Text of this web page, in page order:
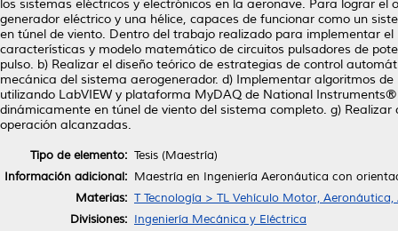
los sistemas eléctricos y electrónicos en la aeronave. Para lograr
generador eléctrico y una hélice, capaces de funcionar como un
en túnel de viento. Dentro del trabajo realizado para implementar
características y modelo matemático de circuitos pulsadores de
pulso. b) Realizar el diseño teórico de estrategias de control
mecánica del sistema aerogenerador. d) Implementar algoritmos
utilizando LabVIEW y plataforma MyDAQ de National
dinámicamente en túnel de viento del sistema completo. g)
operación alcanzadas.
Tipo de elemento: Tesis (Maestría)
Información adicional: Maestría en Ingeniería Aeronáutica con
Materias: T Tecnología > TL Vehículo Motor,
Divisiones: Ingeniería Mecánica y Eléctrica